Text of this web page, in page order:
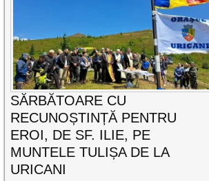
SĂRBĂTOARE CU
RECUNOȘTINȚĂ PENTRU
EROI, DE SF. ILIE, PE
MUNTELE TULIȘA DE LA
URICANI